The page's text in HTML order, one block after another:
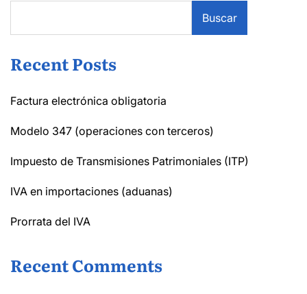
Buscar
Recent Posts
Factura electrónica obligatoria
Modelo 347 (operaciones con terceros)
Impuesto de Transmisiones Patrimoniales (ITP)
IVA en importaciones (aduanas)
Prorrata del IVA
Recent Comments